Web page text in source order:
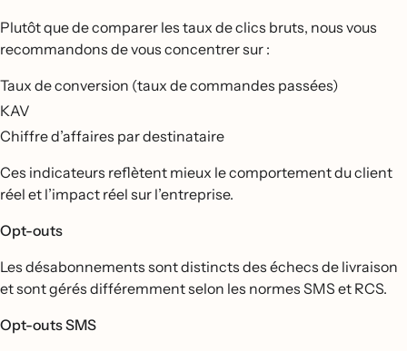
Plutôt que de comparer les taux de clics bruts, nous vous
recommandons de vous concentrer sur :
Taux de conversion (taux de commandes passées)
KAV
Chiffre d’affaires par destinataire
Ces indicateurs reflètent mieux le comportement du client
réel et l’impact réel sur l’entreprise.
Opt-outs
Les désabonnements sont distincts des échecs de livraison
et sont gérés différemment selon les normes SMS et RCS.
Opt-outs SMS